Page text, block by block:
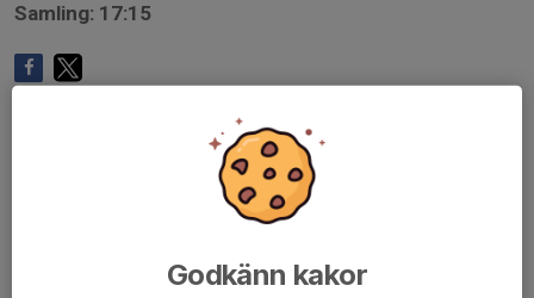
Samling: 17:15
Godkänn kakor